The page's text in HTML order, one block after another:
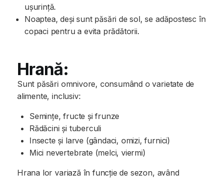
ușurință.
Noaptea, deși sunt păsări de sol, se adăpostesc în
copaci pentru a evita prădătorii.
Hrană:
Sunt păsări omnivore, consumând o varietate de
alimente, inclusiv:
Semințe, fructe și frunze
Rădăcini și tuberculi
Insecte și larve (gândaci, omizi, furnici)
Mici nevertebrate (melci, viermi)
Hrana lor variază în funcție de sezon, având